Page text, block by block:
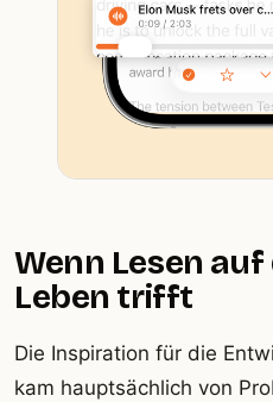
Wenn Lesen
Leben trifft
Die Inspiration für die
kam hauptsächlich von